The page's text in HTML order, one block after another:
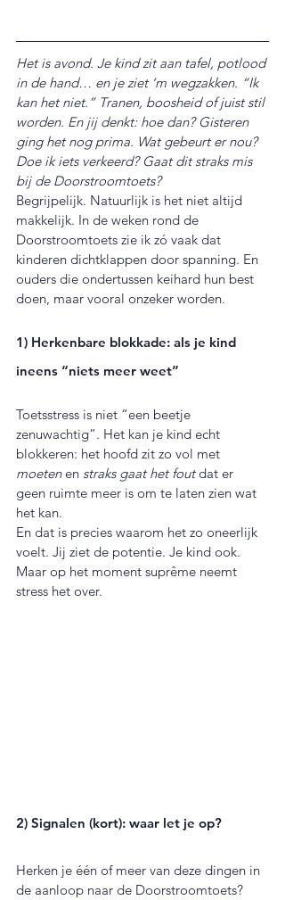
Het is avond. Je kind zit aan tafel, potlood
in de hand… en je ziet ‘m wegzakken. “Ik
kan het niet.” Tranen, boosheid of juist stil
worden. En jij denkt: hoe dan? Gisteren
ging het nog prima. Wat gebeurt er nou?
Doe ik iets verkeerd? Gaat dit straks mis
bij de Doorstroomtoets?
Begrijpelijk. Natuurlijk is het niet altijd
makkelijk. In de weken rond de
Doorstroomtoets zie ik zó vaak dat
kinderen dichtklappen door spanning. En
ouders die ondertussen keihard hun best
doen, maar vooral onzeker worden.
1) Herkenbare blokkade: als je kind
ineens “niets meer weet”
Toetsstress is niet “een beetje
zenuwachtig”. Het kan je kind echt
blokkeren: het hoofd zit zo vol met
moeten en straks gaat het fout dat er
geen ruimte meer is om te laten zien wat
het kan.
En dat is precies waarom het zo oneerlijk
voelt. Jij ziet de potentie. Je kind ook.
Maar op het moment suprême neemt
stress het over.
2) Signalen (kort): waar let je op?
Herken je één of meer van deze dingen in
de aanloop naar de Doorstroomtoets?